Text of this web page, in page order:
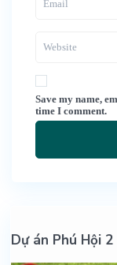
Save my name,
time I comment.
Dự án Phú Hội 2